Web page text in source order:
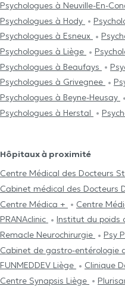
Psychologues à Neuville-En-
Psychologues à Hody
Psychologues à Esneux
Psychologues à Liège
Psychologues à Beaufays
Psychologues à Grivegnee
Psychologues à Beyne-Heusay
Psychologues à Herstal
Hôpitaux à proximité
Centre Médical des Docteurs
Cabinet médical des Docteurs
Centre Médica +
Centre
PRANAclinic
Institut du poids
Remacle Neurochirurgie
Psy
Cabinet de gastro-entérologie
FUNMEDDEV Liège
Clinique
Centre Synapsis Liège